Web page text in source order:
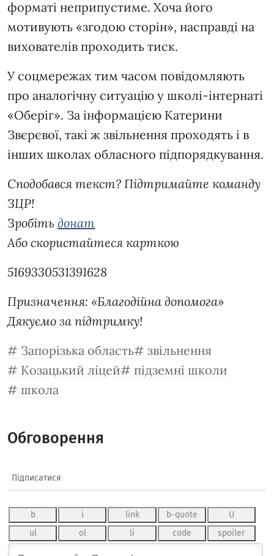
форматі неприпустиме. Хоча його
мотивують «згодою сторін», насправді на
вихователів проходить тиск.
У соцмережах тим часом повідомляють
про аналогічну ситуацію у школі-інтернаті
«Оберіг». За інформацією Катерини
Звєрєвої, такі ж звільнення проходять і в
інших школах обласного підпорядкування.
Сподобався текст? Підтримайте команду
ЗЦР!
Зробіть донат
Або скористайтеся карткою
5169330531391628
Призначення: «Благодійна допомога»
Дякуємо за підтримку!
Запорізька область
звільнення
Козацький ліцей
підземні школи
школа
Обговорення
Підписатися